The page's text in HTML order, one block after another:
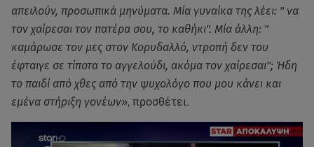
απειλούν, προσωπικά μηνύματα. Μία γυναίκα της λέει: " να
τον χαίρεσαι τον πατέρα σου, το καθήκι". Μία άλλη: "
καμάρωσε τον μες στον Κορυδαλλό, ντροπή δεν του
έφταιγε σε τίποτα το αγγελούδι, ακόμα τον χαίρεσαι"; Ήδη
το παιδί από χθες από την ψυχολόγο που μου κάνει και
εμένα στήριξη γονέων», προσθέτει.